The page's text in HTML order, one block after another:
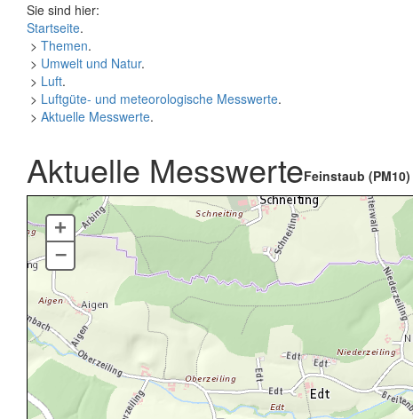
Sie sind hier:
Startseite.
> Themen.
> Umwelt und Natur.
> Luft.
> Luftgüte- und meteorologische Messwerte.
> Aktuelle Messwerte.
Aktuelle MesswerteFeinstaub (PM10)
+
–